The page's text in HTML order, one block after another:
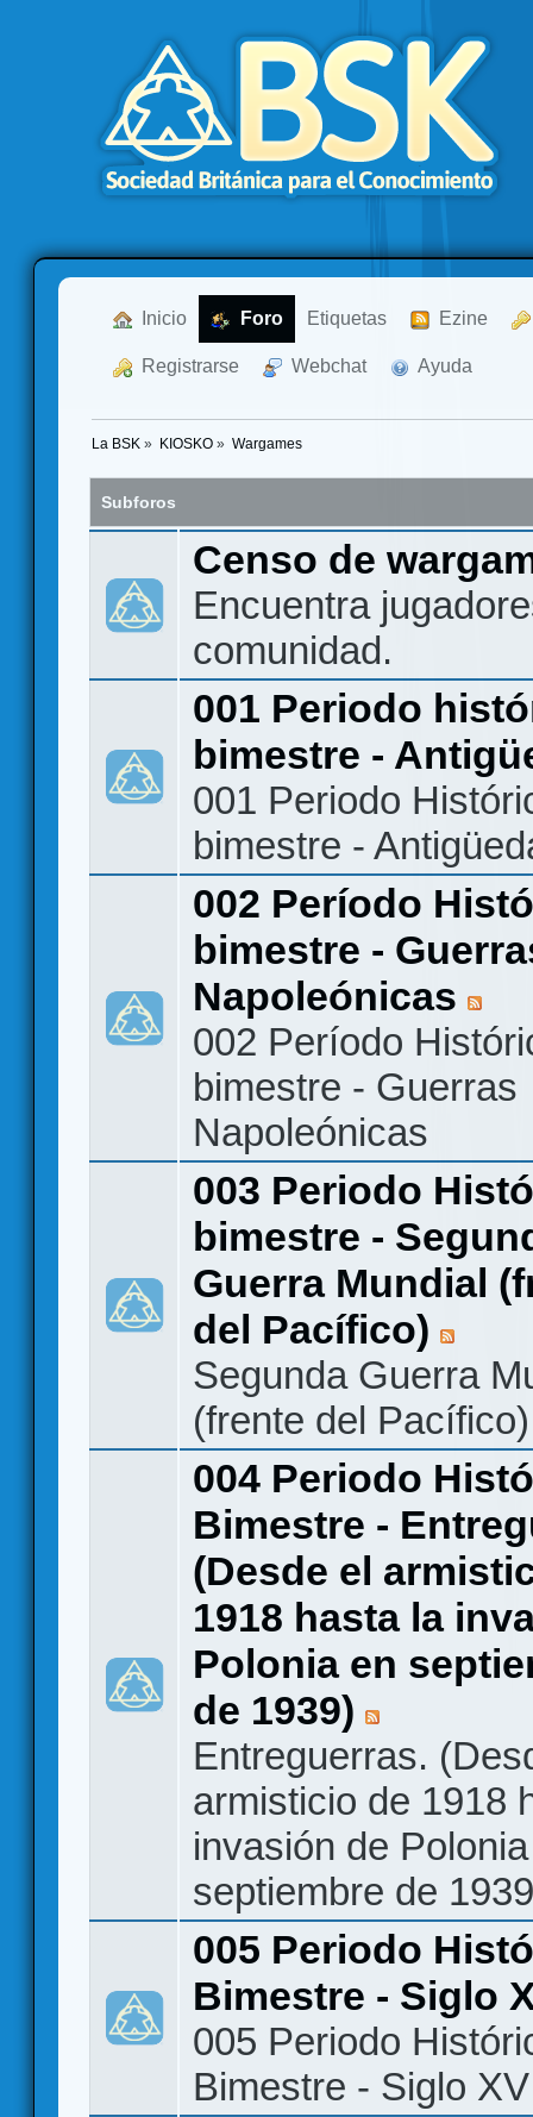
Inicio Foro Etiquetas Ezine
Registrarse Webchat Ayuda
La BSK » KIOSKO» Wargames
Subforos
Censo de
Encuentra
comunidad.
001 Periodo
bimestre -
001 Periodo
bimestre -
002 Período
bimestre -
Napoleónicas
002 Período
bimestre - Guerras
Napoleónicas
003 Periodo
bimestre -
Guerra Mundial
del Pacífico)
Segunda Guerra
(frente del Pacífico)
004 Periodo
Bimestre -
(Desde el
1918 hasta la
Polonia en
de 1939)
Entreguerras.
armisticio de 1918
invasión de
septiembre de
005 Periodo
Bimestre - Siglo
005 Periodo
Bimestre - Siglo